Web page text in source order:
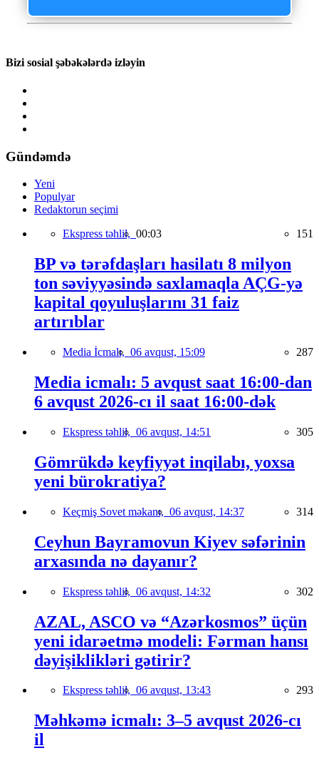
Bizi sosial şəbəkələrdə izləyin
Gündəmdə
Yeni
Populyar
Redaktorun seçimi
Ekspress təhlil, 00:03 151
BP və tərəfdaşları hasilatı 8 milyon
ton səviyyəsində saxlamaqla AÇG-yə
kapital qoyuluşlarını 31 faiz
artırıblar
Media İcmalı, 06 avqust, 15:09 287
Media icmalı: 5 avqust saat 16:00-dan
6 avqust 2026-cı il saat 16:00-dək
Ekspress təhlil, 06 avqust, 14:51 305
Gömrükdə keyfiyyət inqilabı, yoxsa
yeni bürokratiya?
Keçmiş Sovet məkanı, 06 avqust, 14:37 314
Ceyhun Bayramovun Kiyev səfərinin
arxasında nə dayanır?
Ekspress təhlil, 06 avqust, 14:32 302
AZAL, ASCO və “Azərkosmos” üçün
yeni idarəetmə modeli: Fərman hansı
dəyişiklikləri gətirir?
Ekspress təhlil, 06 avqust, 13:43 293
Məhkəmə icmalı: 3–5 avqust 2026-cı
il